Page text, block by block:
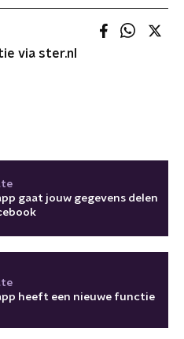
via ster.nl
gaat jouw gegevens delen
heeft een nieuwe functie